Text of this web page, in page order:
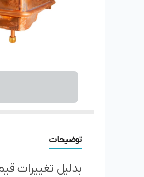
توضیحات
بدلیل تغییرات